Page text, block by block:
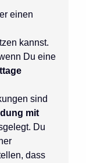
einen
kannst.
Du eine
sind
mit
Du
dass